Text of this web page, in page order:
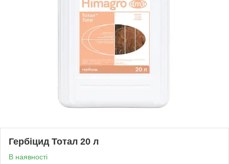
Гербіцид Тотал 20 л
В наявності